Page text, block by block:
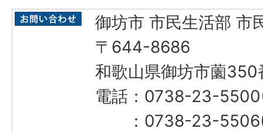
御坊市 市民生活部 市
〒644-8686
和歌山県御坊市薗350
電話：0738-23-
：0738-23-5506(